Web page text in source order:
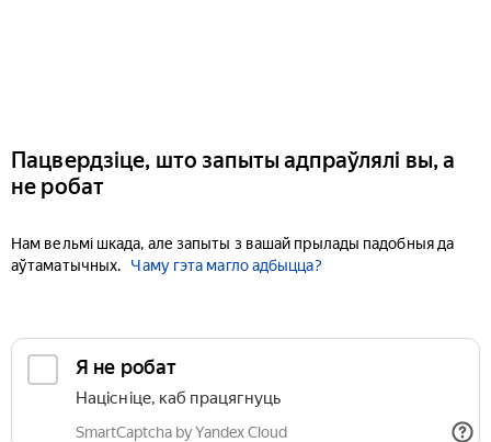
Пацвердзіце, што запыты адпраўлялі вы, а
не робат
Нам вельмі шкада, але запыты з вашай прылады падобныя да
аўтаматычных.
Чаму гэта магло адбыцца?
Я не робат
Націсніце, каб працягнуць
SmartCaptcha by Yandex Cloud